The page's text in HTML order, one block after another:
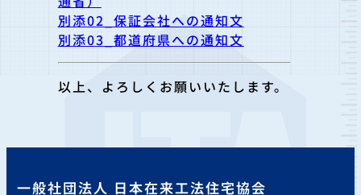
別添02_保証会社への通知文
別添03_都道府県への通知文
以上、よろしくお願いいたします。
一般社団法人 日本在来工法住宅協会